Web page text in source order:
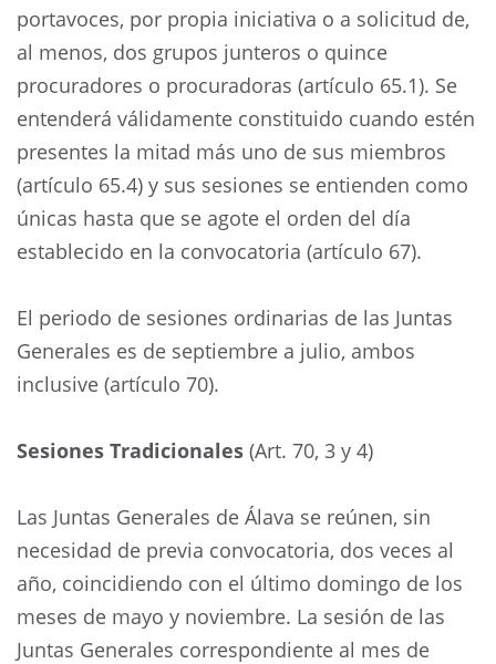
portavoces, por propia iniciativa o a solicitud de,
al menos, dos grupos junteros o quince
procuradores o procuradoras (artículo 65.1). Se
entenderá válidamente constituido cuando estén
presentes la mitad más uno de sus miembros
(artículo 65.4) y sus sesiones se entienden como
únicas hasta que se agote el orden del día
establecido en la convocatoria (artículo 67).
El periodo de sesiones ordinarias de las Juntas
Generales es de septiembre a julio, ambos
inclusive (artículo 70).
Sesiones Tradicionales (Art. 70, 3 y 4)
Las Juntas Generales de Álava se reúnen, sin
necesidad de previa convocatoria, dos veces al
año, coincidiendo con el último domingo de los
meses de mayo y noviembre. La sesión de las
Juntas Generales correspondiente al mes de